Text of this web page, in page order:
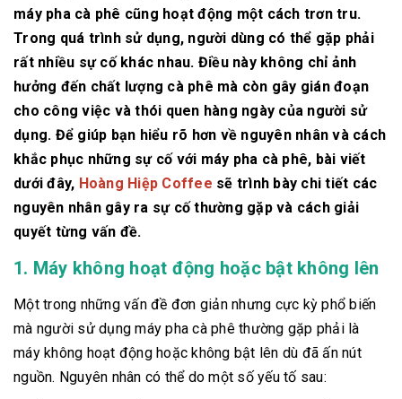
máy pha cà phê cũng hoạt động một cách trơn tru.
Trong quá trình sử dụng, người dùng có thể gặp phải
rất nhiều sự cố khác nhau. Điều này không chỉ ảnh
hưởng đến chất lượng cà phê mà còn gây gián đoạn
cho công việc và thói quen hàng ngày của người sử
dụng. Để giúp bạn hiểu rõ hơn về nguyên nhân và cách
khắc phục những sự cố với máy pha cà phê, bài viết
dưới đây, Hoàng Hiệp Coffee sẽ trình bày chi tiết các
nguyên nhân gây ra sự cố thường gặp và cách giải
quyết từng vấn đề.
1. Máy không hoạt động hoặc bật không lên
Một trong những vấn đề đơn giản nhưng cực kỳ phổ biến
mà người sử dụng máy pha cà phê thường gặp phải là
máy không hoạt động hoặc không bật lên dù đã ấn nút
nguồn. Nguyên nhân có thể do một số yếu tố sau: